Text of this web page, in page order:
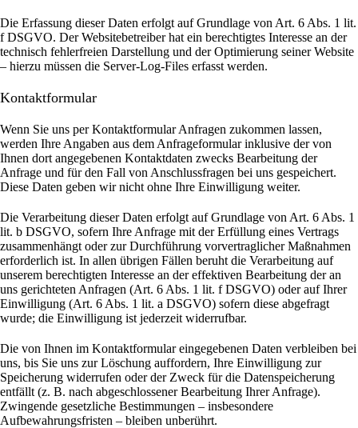
Die Erfassung dieser Daten erfolgt auf Grundlage von Art. 6 Abs. 1 lit.
f DSGVO. Der Websitebetreiber hat ein berechtigtes Interesse an der
technisch fehlerfreien Darstellung und der Optimierung seiner Website
– hierzu müssen die Server-Log-Files erfasst werden.
Kontaktformular
Wenn Sie uns per Kontaktformular Anfragen zukommen lassen,
werden Ihre Angaben aus dem Anfrageformular inklusive der von
Ihnen dort angegebenen Kontaktdaten zwecks Bearbeitung der
Anfrage und für den Fall von Anschlussfragen bei uns gespeichert.
Diese Daten geben wir nicht ohne Ihre Einwilligung weiter.
Die Verarbeitung dieser Daten erfolgt auf Grundlage von Art. 6 Abs. 1
lit. b DSGVO, sofern Ihre Anfrage mit der Erfüllung eines Vertrags
zusammenhängt oder zur Durchführung vorvertraglicher Maßnahmen
erforderlich ist. In allen übrigen Fällen beruht die Verarbeitung auf
unserem berechtigten Interesse an der effektiven Bearbeitung der an
uns gerichteten Anfragen (Art. 6 Abs. 1 lit. f DSGVO) oder auf Ihrer
Einwilligung (Art. 6 Abs. 1 lit. a DSGVO) sofern diese abgefragt
wurde; die Einwilligung ist jederzeit widerrufbar.
Die von Ihnen im Kontaktformular eingegebenen Daten verbleiben bei
uns, bis Sie uns zur Löschung auffordern, Ihre Einwilligung zur
Speicherung widerrufen oder der Zweck für die Datenspeicherung
entfällt (z. B. nach abgeschlossener Bearbeitung Ihrer Anfrage).
Zwingende gesetzliche Bestimmungen – insbesondere
Aufbewahrungsfristen – bleiben unberührt.